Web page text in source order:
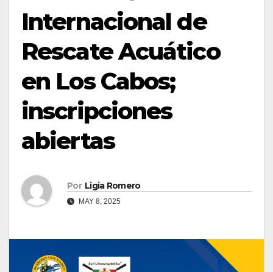
Internacional de
Rescate Acuático
en Los Cabos;
inscripciones
abiertas
Por Ligia Romero
MAY 8, 2025